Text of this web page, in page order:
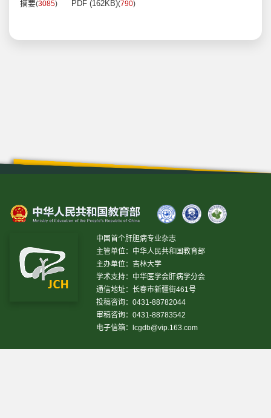
摘要(3085) PDF (162KB)(790)
中国首个肝胆病专业杂志
主管单位：中华人民共和国教育部
主办单位：吉林大学
学术支持：中华医学会肝病学分会
通信地址：长春市新疆街461号
投稿咨询：0431-88782044
审稿咨询：0431-88783542
电子信箱：
lcgdb@vip.163.com